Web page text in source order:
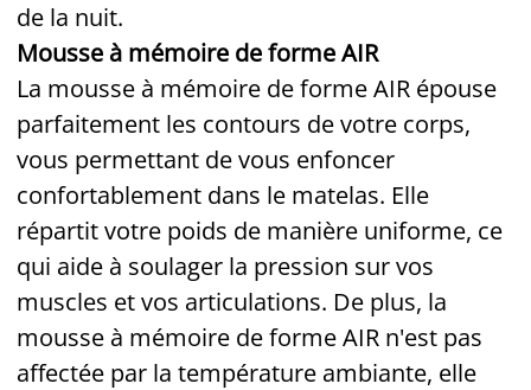
de la nuit.
Mousse à mémoire de forme AIR
La mousse à mémoire de forme AIR épouse
parfaitement les contours de votre corps,
vous permettant de vous enfoncer
confortablement dans le matelas. Elle
répartit votre poids de manière uniforme, ce
qui aide à soulager la pression sur vos
muscles et vos articulations. De plus, la
mousse à mémoire de forme AIR n'est pas
affectée par la température ambiante, elle